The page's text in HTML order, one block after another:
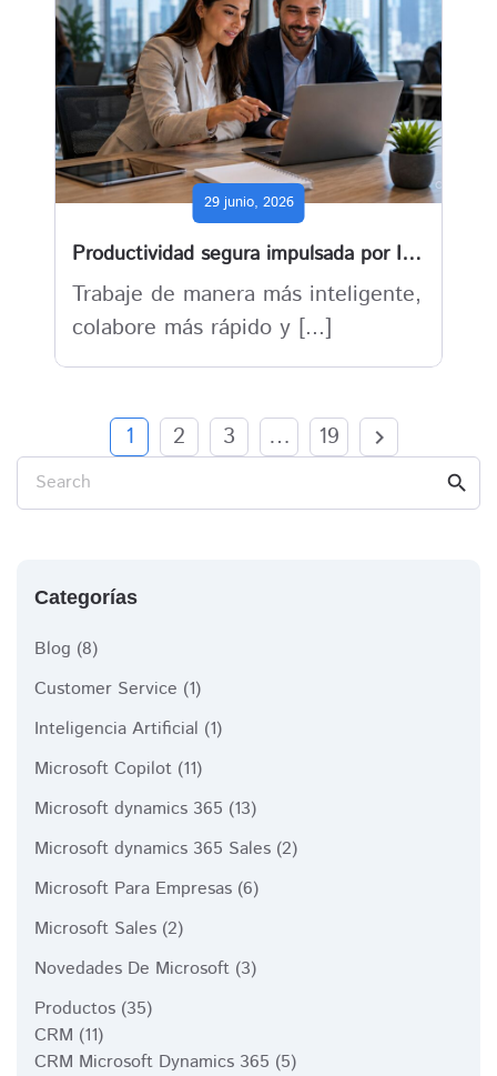
29 junio, 2026
Productividad segura impulsada por IA con Microsoft Dynamics 365 Mexico
Trabaje de manera más inteligente,
colabore más rápido y [...]
1 2 3 … 19 chevron_right
Search search
Categorías
Blog (8)
Customer Service (1)
Inteligencia Artificial (1)
Microsoft Copilot (11)
Microsoft dynamics 365 (13)
Microsoft dynamics 365 Sales (2)
Microsoft Para Empresas (6)
Microsoft Sales (2)
Novedades De Microsoft (3)
Productos (35)
CRM (11)
CRM Microsoft Dynamics 365 (5)